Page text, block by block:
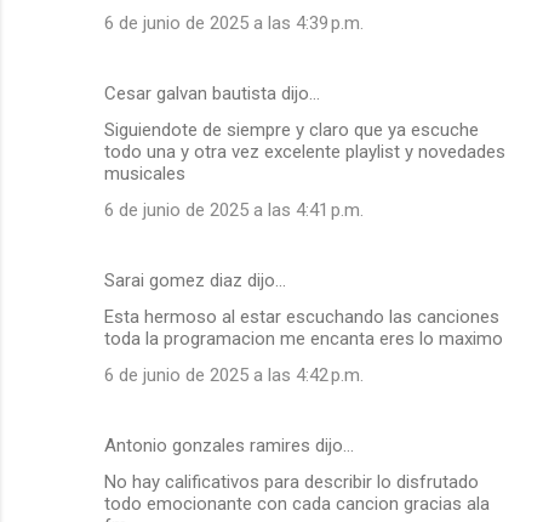
6 de junio de 2025 a las 4:39 p.m.
Cesar galvan bautista dijo…
Siguiendote de siempre y claro que ya escuche
todo una y otra vez excelente playlist y novedades
musicales
6 de junio de 2025 a las 4:41 p.m.
Sarai gomez diaz dijo…
Esta hermoso al estar escuchando las canciones
toda la programacion me encanta eres lo maximo
6 de junio de 2025 a las 4:42 p.m.
Antonio gonzales ramires dijo…
No hay calificativos para describir lo disfrutado
todo emocionante con cada cancion gracias ala